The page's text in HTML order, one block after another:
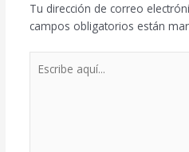
Tu dirección de correo
campos obligatorios están
aquí...